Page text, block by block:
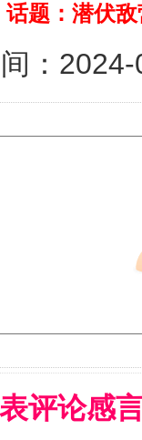
话题：潜伏
：
评论感